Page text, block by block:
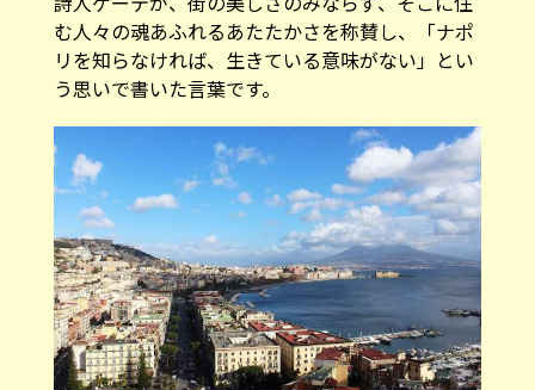
む人々の魂あふれるあたたかさを称賛し、「ナポ
リを知らなければ、生きている意味がない」とい
う思いで書いた言葉です。